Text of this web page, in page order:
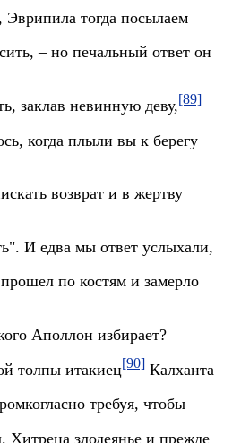
тогда посылаем
– но печальный ответ он
заклав невинную деву,[89]
когда плыли вы к берегу
возврат и в жертву
И едва мы ответ услыхали,
по костям и замерло
Аполлон избирает?
толпы итакиец[90] Калханта
требуя, чтобы
злодеянье и прежде